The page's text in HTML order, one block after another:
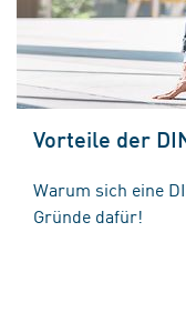
Vorteile der
Warum sich eine
Gründe dafür!